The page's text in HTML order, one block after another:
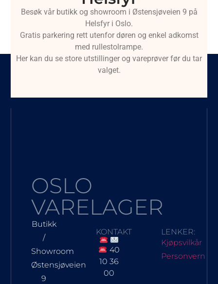
Besøk vår butikk og showroom i Østensjøveien 9 på
Helsfyr i Oslo.
Gratis parkering rett utenfor døren og enkel adkomst
med rullestolrampe.
Her kan du se store utstillinger og vareprøver før du tar
valget.
OSLO
VARELAGER
Butikk
/
Showroom
Østensjøveien
9
KONTAKT
40
10 36
00
LENKER:
Kjøpsvilkår
Personvern